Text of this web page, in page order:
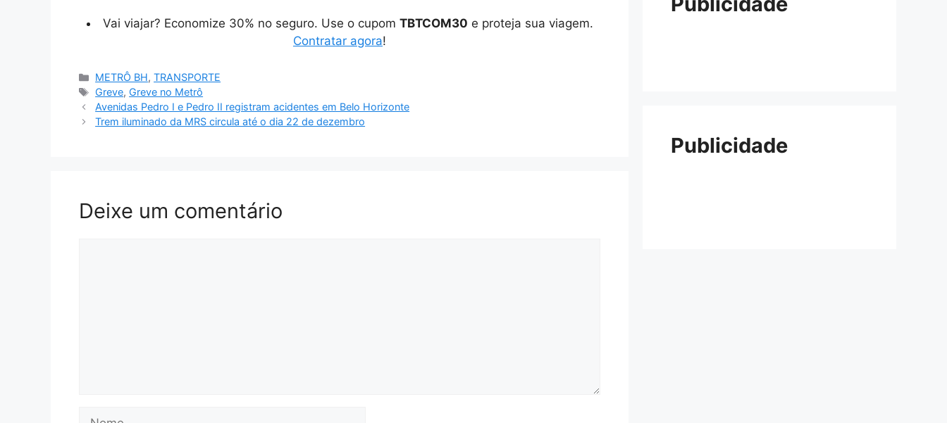
Vai viajar? Economize 30% no seguro. Use o cupom TBTCOM30 e proteja sua viagem.
Contratar agora!
Categorias
METRÔ BH,TRANSPORTE
Tags
Greve, Greve no Metrô
Avenidas Pedro I e Pedro II registram acidentes em Belo Horizonte
Trem iluminado da MRS circula até o dia 22 de dezembro
Deixe um comentário
Nome
Publicidade